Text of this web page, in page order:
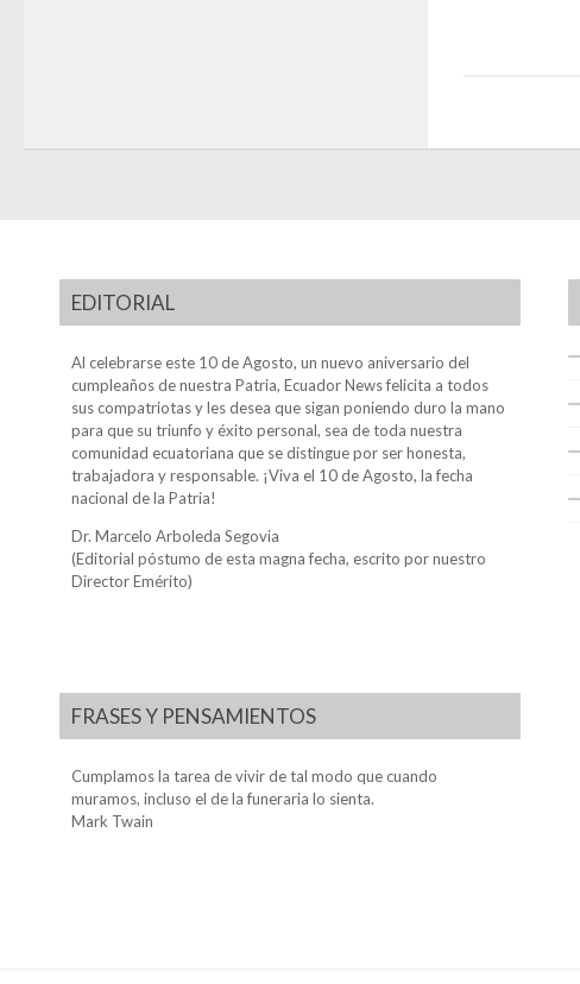
EDITORIAL
Al celebrarse este 10 de Agosto, un nuevo aniversario del
cumpleaños de nuestra Patria, Ecuador News felicita a todos
sus compatriotas y les desea que sigan poniendo duro la mano
para que su triunfo y éxito personal, sea de toda nuestra
comunidad ecuatoriana que se distingue por ser honesta,
trabajadora y responsable. ¡Viva el 10 de Agosto, la fecha
nacional de la Patria!
Dr. Marcelo Arboleda Segovia
(Editorial póstumo de esta magna fecha, escrito por nuestro
Director Emérito)
FRASES Y PENSAMIENTOS
Cumplamos la tarea de vivir de tal modo que cuando
muramos, incluso el de la funeraria lo sienta.
Mark Twain